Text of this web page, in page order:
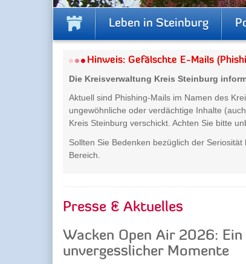
Leben in Steinburg
Hinweis: Gefälschte E-Mails
Die Kreisverwaltung Kreis Steinburg
Aktuell sind Phishing-Mails im Namen des
ungewöhnliche oder verdächtige Inhalte
Kreis Steinburg verschickt. Achten Sie bitte
Sollten Sie Bedenken bezüglich der
Bereich.
Presse & Aktuelles
Wacken Open Air 2026:
unvergesslicher Momente